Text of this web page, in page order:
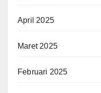
April 2025
Maret 2025
Februari 2025